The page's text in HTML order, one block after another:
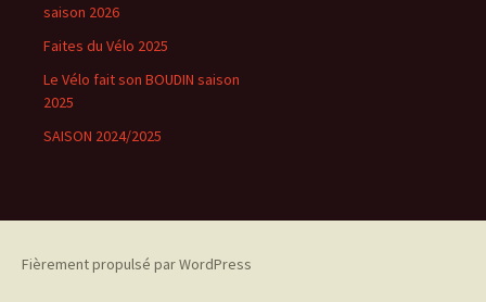
saison 2026
Faites du Vélo 2025
Le Vélo fait son BOUDIN saison
2025
SAISON 2024/2025
Fièrement propulsé par WordPress